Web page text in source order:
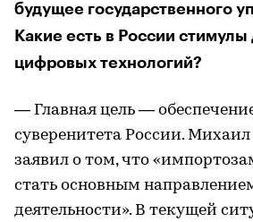
будущее государственного
Какие есть в России стимулы
цифровых технологий?
— Главная цель —
суверенитета России.
заявил о том, что
стать основным
деятельности». В текущей